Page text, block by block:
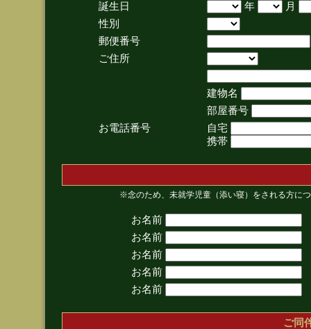
誕生日
年
月
性別
郵便番号
ご住所
建物名
部屋番号
お電話番号
自宅
携帯
※念のため、未就学児童（添い寝）をされる方に
お名前
お名前
お名前
お名前
お名前
ご同